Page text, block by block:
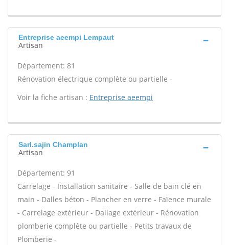
Entreprise aeempi Lempaut
Artisan
Département: 81
Rénovation électrique complète ou partielle -
Voir la fiche artisan : Entreprise aeempi
Sarl.sajin Champlan
Artisan
Département: 91
Carrelage - Installation sanitaire - Salle de bain clé en
main - Dalles béton - Plancher en verre - Faïence murale
- Carrelage extérieur - Dallage extérieur - Rénovation
plomberie complète ou partielle - Petits travaux de
Plomberie -